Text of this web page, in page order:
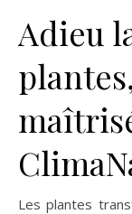
Adieu
Les plantes